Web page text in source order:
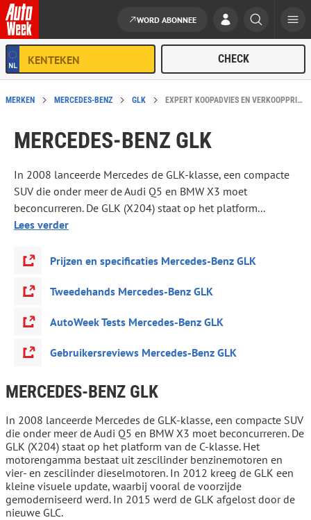
Ga naar de inhoud
WORD ABONNEE
MERKEN MERCEDES-BENZ GLK EXPERT KOOPADVIES EN VERKOOPPRIJS: MERCEDES-BENZ GLK
MERCEDES-BENZ GLK
In 2008 lanceerde Mercedes de GLK-klasse, een compacte
SUV die onder meer de Audi Q5 en BMW X3 moet
beconcurreren. De GLK (X204) staat op het platform...
Lees verder
Prijzen en specificaties Mercedes-Benz GLK
Tweedehands Mercedes-Benz GLK
AutoWeek Tests Mercedes-Benz GLK
Gebruikersreviews Mercedes-Benz GLK
MERCEDES-BENZ GLK
In 2008 lanceerde Mercedes de GLK-klasse, een compacte SUV
die onder meer de Audi Q5 en BMW X3 moet beconcurreren. De
GLK (X204) staat op het platform van de C-klasse. Het
motorengamma bestaat uit zescilinder benzinemotoren en
vier- en zescilinder dieselmotoren. In 2012 kreeg de GLK een
kleine visuele update, waarbij vooral de voorzijde
gemoderniseerd werd. In 2015 werd de GLK afgelost door de
nieuwe GLC.